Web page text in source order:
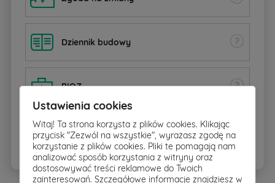
Dziennik budowy
BIOZ
Schemat rekuperacji
Ustawienia cookies
Witaj! Ta strona korzysta z plików cookies. Klikając
przycisk "Zezwól na wszystkie", wyrażasz zgodę na
korzystanie z plików cookies. Pliki te pomagają nam
analizować sposób korzystania z witryny oraz
dostosowywać treści reklamowe do Twoich
zainteresowań. Szczegółowe informacje znajdziesz w